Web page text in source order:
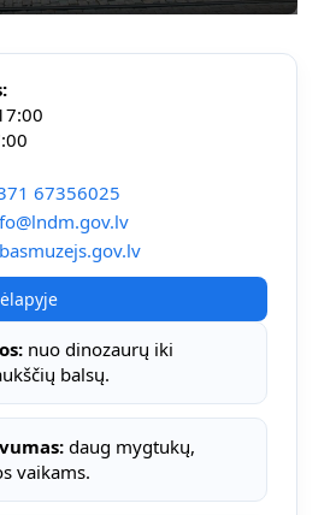
67356025
nuo dinozaurų iki
balsų.
daug mygtukų,
vaikams.